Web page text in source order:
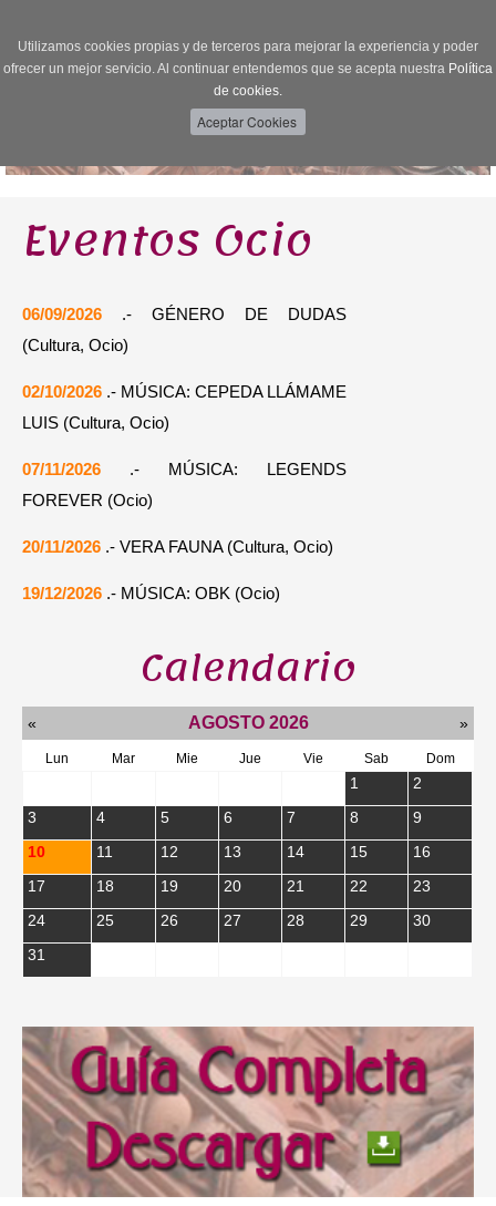
Utilizamos cookies propias y de terceros para mejorar la experiencia y poder
ofrecer un mejor servicio. Al continuar entendemos que se acepta nuestra Política
de cookies.
Toggle
navigation
Eventos Ocio
06/09/2026 .- GÉNERO DE DUDAS
(Cultura, Ocio)
02/10/2026 .- MÚSICA: CEPEDA LLÁMAME
LUIS (Cultura, Ocio)
07/11/2026 .- MÚSICA: LEGENDS
FOREVER (Ocio)
20/11/2026 .- VERA FAUNA (Cultura, Ocio)
19/12/2026 .- MÚSICA: OBK (Ocio)
Calendario